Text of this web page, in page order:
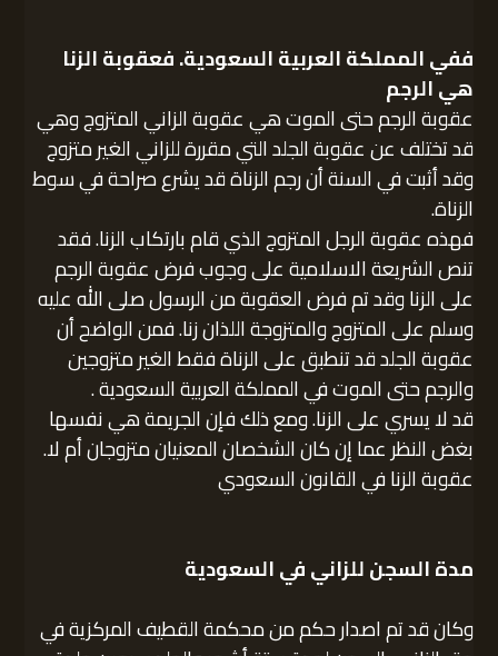
ففي المملكة العربية السعودية. فعقوبة الزنا
هي الرجم
عقوبة الرجم حتى الموت هي عقوبة الزاني المتزوج وهي
قد تختلف عن عقوبة الجلد التي مقررة للزاني الغير متزوج
وقد أثبت في السنة أن رجم الزناة قد يشرع صراحة في سوط
الزناة.
فهذه عقوبة الرجل المتزوج الذي قام بارتكاب الزنا. فقد
تنص الشريعة الاسلامية على وجوب فرض عقوبة الرجم
على الزنا وقد تم فرض العقوبة من الرسول صلى الله عليه
وسلم على المتزوج والمتزوجة اللذان زنا. فمن الواضح أن
عقوبة الجلد قد تنطبق على الزناة فقط الغير متزوجين
والرجم حتى الموت في المملكة العربية السعودية .
قد لا يسري على الزنا. ومع ذلك فإن الجريمة هي نفسها
بغض النظر عما إن كان الشخصان المعنيان متزوجان أم لا.
عقوبة الزنا في القانون السعودي
مدة السجن للزاني في السعودية
وكان قد تم اصدار حكم من محكمة القطيف المركزية في